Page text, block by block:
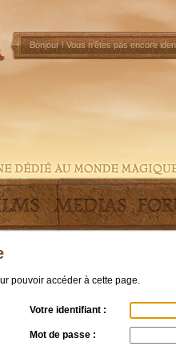
Bonjour !Vous n'êtes pas encore
pouvoir accéder à cette page.
Votre identifiant :
Mot de passe :